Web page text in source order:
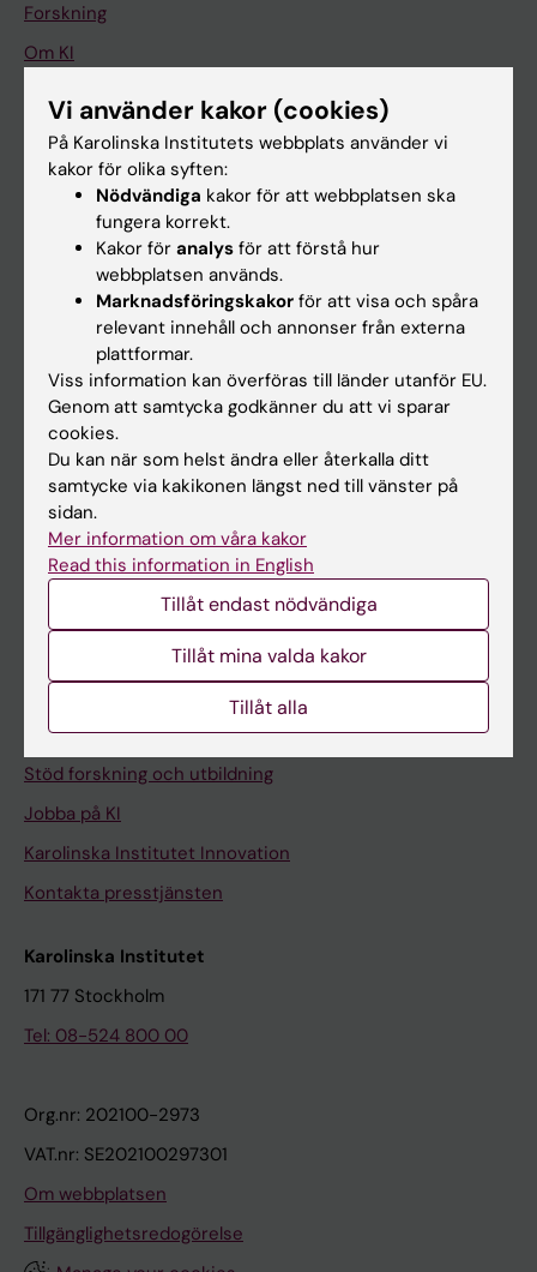
Forskning
Om KI
På gång
Nyheter
Kalender
Schema
Studentmejlen
Kurs- och programwebbar
Student på KI
Medarbetarportalen
Universitetsbiblioteket
Stöd forskning och utbildning
Jobba på KI
Karolinska Institutet Innovation
Kontakta presstjänsten
Karolinska Institutet
171 77 Stockholm
Tel: 08-524 800 00
Org.nr: 202100-2973
VAT.nr: SE202100297301
Om webbplatsen
Tillgänglighetsredogörelse
Vi använder kakor (cookies)
På Karolinska Institutets webbplats använder vi
kakor för olika syften:
Nödvändiga kakor för att webbplatsen ska
fungera korrekt.
Kakor för analys för att förstå hur
webbplatsen används.
Marknadsföringskakor för att visa och spåra
relevant innehåll och annonser från externa
plattformar.
Viss information kan överföras till länder utanför EU.
Genom att samtycka godkänner du att vi sparar
cookies.
Du kan när som helst ändra eller återkalla ditt
samtycke via kakikonen längst ned till vänster på
sidan.
Mer information om våra kakor
Read this information in English
Tillåt endast nödvändiga
Tillåt mina valda kakor
Tillåt alla